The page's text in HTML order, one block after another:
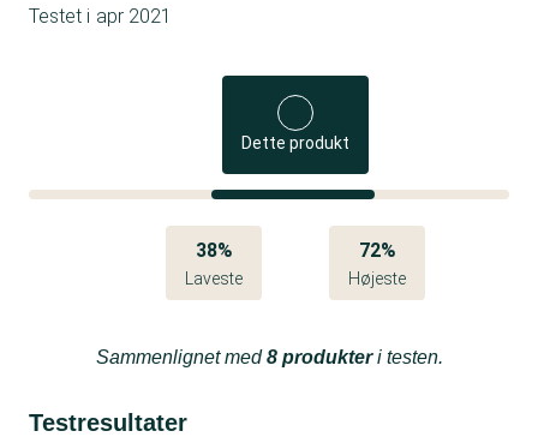
Testet i apr 2021
Dette produkt
38%
Laveste
72%
Højeste
Sammenlignet med8 produkteri testen.
Testresultater